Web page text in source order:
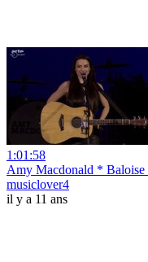
1:01:58
Amy Macdonald * Baloise
musiclover4
il y a 11 ans